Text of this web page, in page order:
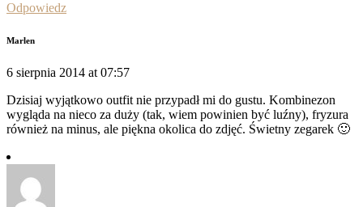
Odpowiedz
Marlen
6 sierpnia 2014 at 07:57
Dzisiaj wyjątkowo outfit nie przypadł mi do gustu. Kombinezon
wygląda na nieco za duży (tak, wiem powinien być luźny), fryzura
również na minus, ale piękna okolica do zdjęć. Świetny zegarek 🙂